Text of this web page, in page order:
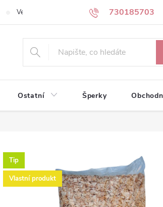
730185703
Velkoobchodní partneři Kontakty
Ostatní Šperky
Tip
Vlastní produkt